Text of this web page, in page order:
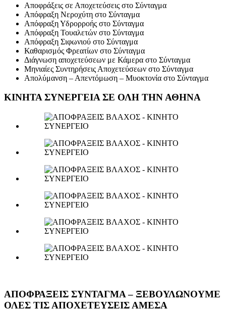
Αποφράξεις σε Αποχετεύσεις στο Σύνταγμα
Απόφραξη Νεροχύτη στο Σύνταγμα
Απόφραξη Υδρορροής στο Σύνταγμα
Απόφραξη Τουαλετών στο Σύνταγμα
Απόφραξη Σιφωνιού στο Σύνταγμα
Καθαρισμός Φρεατίων στο Σύνταγμα
Διάγνωση αποχετεύσεων με Κάμερα στο Σύνταγμα
Μηνιαίες Συντηρήσεις Αποχετεύσεων στο Σύνταγμα
Απολύμανση – Απεντόμωση – Μυοκτονία στο Σύνταγμα
ΚΙΝΗΤΑ ΣΥΝΕΡΓΕΙΑ ΣΕ ΟΛΗ ΤΗΝ ΑΘΗΝΑ
ΑΠΟΦΡΑΞΕΙΣ ΣΥΝΤΑΓΜΑ – ΞΕΒΟΥΛΩΝΟΥΜΕ
ΟΛΕΣ ΤΙΣ ΑΠΟΧΕΤΕΥΣΕΙΣ ΑΜΕΣΑ